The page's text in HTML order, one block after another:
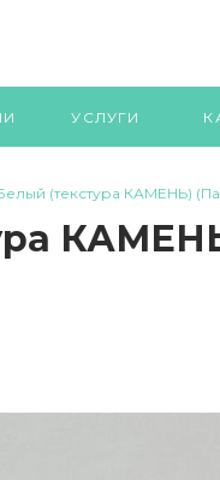
УСЛУГИ
Белый (текстура КАМЕНЬ)